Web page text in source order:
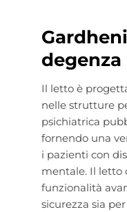
Il letto è
nelle strutture
psichiatrica
fornendo una
i pazienti con
mentale. Il letto
funzionalità
sicurezza sia